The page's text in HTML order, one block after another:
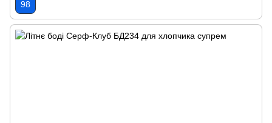
98